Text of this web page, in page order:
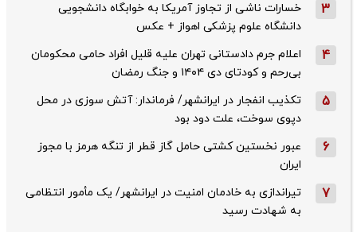
3
خسارات ناشی از تجاوز آمریکا به خوابگاه دانشجویی
دانشگاه علوم پزشکی اهواز + عکس
4
اعلام جرم دادستانی تهران علیه قلیل افراد حامی محکومان
بی‌رحم و کودتای دی‌ ۱۴۰۴ و جنگ رمضان
5
تکذیب ‌انفجار در ایرانشهر/ فرماندار: آتش سوزی در محل
دپوی سوخت، علت دود بود
6
عبور نخستین کشتی حامل گاز قطر از تنگه هرمز با مجوز
ایران
7
تیراندازی به خادمان امنیت در ایرانشهر/ یک مأمور انتظامی
به شهادت رسید